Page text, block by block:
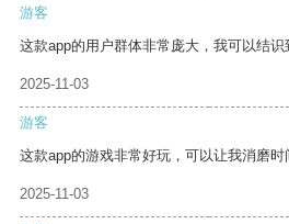
游客
这款app的用户群体非常庞大，我可以结识
2025-11-03
游客
这款app的游戏非常好玩，可以让我消磨时
2025-11-03